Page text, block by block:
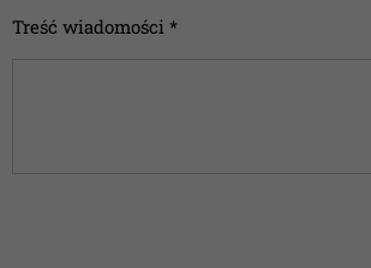
Treść wiadomości *